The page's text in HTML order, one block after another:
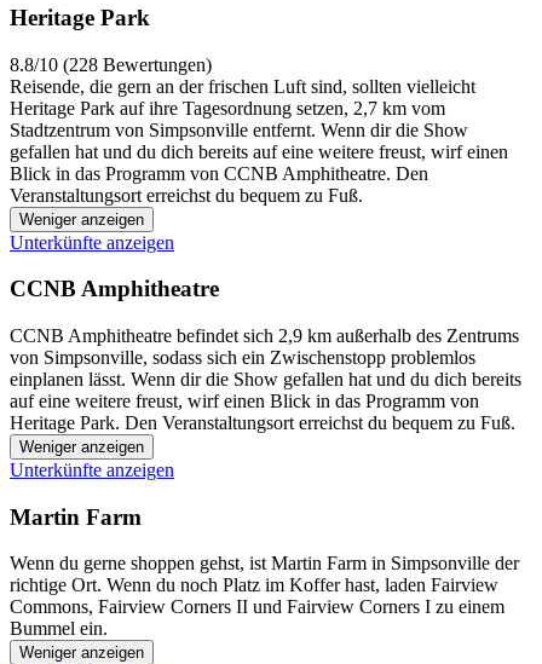
Heritage Park
8.8/10 (228 Bewertungen)
Reisende, die gern an der frischen Luft sind, sollten vielleicht
Heritage Park auf ihre Tagesordnung setzen, 2,7 km vom
Stadtzentrum von Simpsonville entfernt. Wenn dir die Show
gefallen hat und du dich bereits auf eine weitere freust, wirf einen
Blick in das Programm von CCNB Amphitheatre. Den
Veranstaltungsort erreichst du bequem zu Fuß.
Weniger anzeigen
Unterkünfte anzeigen
CCNB Amphitheatre
CCNB Amphitheatre befindet sich 2,9 km außerhalb des Zentrums
von Simpsonville, sodass sich ein Zwischenstopp problemlos
einplanen lässt. Wenn dir die Show gefallen hat und du dich bereits
auf eine weitere freust, wirf einen Blick in das Programm von
Heritage Park. Den Veranstaltungsort erreichst du bequem zu Fuß.
Weniger anzeigen
Unterkünfte anzeigen
Martin Farm
Wenn du gerne shoppen gehst, ist Martin Farm in Simpsonville der
richtige Ort. Wenn du noch Platz im Koffer hast, laden Fairview
Commons, Fairview Corners II und Fairview Corners I zu einem
Bummel ein.
Weniger anzeigen